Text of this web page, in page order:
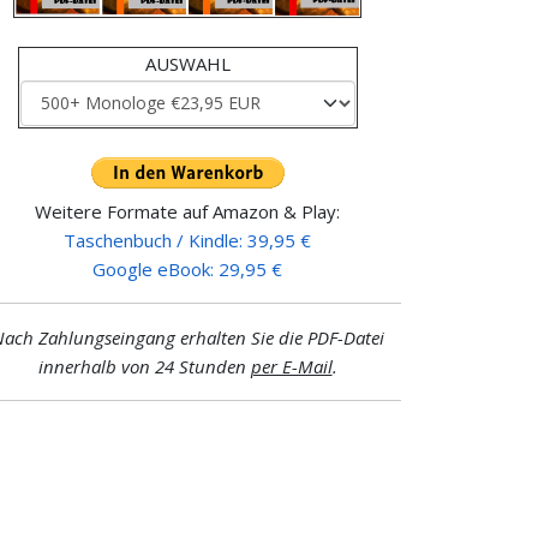
AUSWAHL
Weitere Formate auf Amazon & Play:
Taschenbuch / Kindle: 39,95 €
Google eBook: 29,95 €
Zahlungseingang erhalten Sie die PDF-Datei
innerhalb von 24 Stunden per E-Mail.